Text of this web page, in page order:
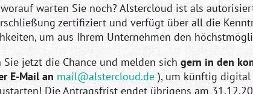
warten Sie noch? Alstercloud ist als
zertifiziert und verfügt über all die
um aus Ihrem Unternehmen den
Sie jetzt die Chance und melden sichgern in den
E-Mail an mail@alstercloud.de ), um künftig digital
Die Antragsfrist endet übrigens am